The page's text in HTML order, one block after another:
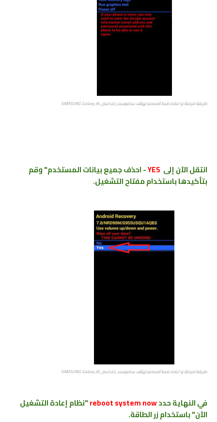
طريقة فرمتة ﻮ اعادة ضبط المصنع ﻟﻬﺎﺗﻒ ﺳﺎﻣﻮﺳﻨﺞ جلاكسي SAMSUNG Galaxy J6
انتقل الآن إلى YES- احذف جميع بيانات المستخدم" وقم
بتأكيدها باستخدام مفتاح التشغيل.
طريقة فرمتة ﻮ اعادة ضبط المصنع ﻟﻬﺎﺗﻒ ﺳﺎﻣﻮﺳﻨﺞ جلاكسي SAMSUNG Galaxy J6
في النهاية حددreboot system now"نظام إعادة التشغيل
الآن" باستخدام زر الطاقة.